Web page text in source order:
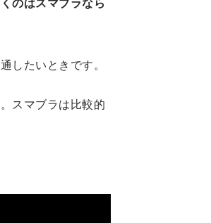
したいときです。
スマブラは比較的